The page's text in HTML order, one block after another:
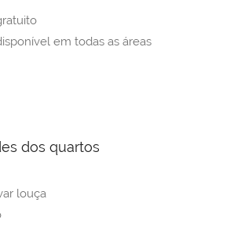
em todas as áreas
dos quartos
louça